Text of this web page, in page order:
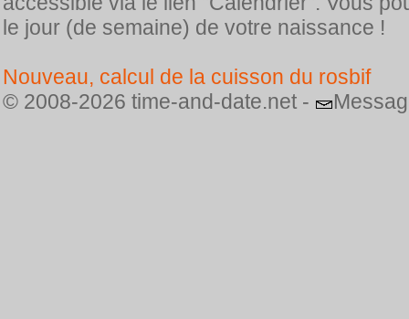
le jour (de semaine) de votre naissance !
Nouveau, calcul de la cuisson du rosbif
© 2008-2026 time-and-date.net -